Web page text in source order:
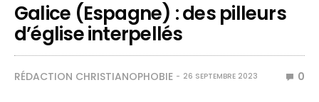
Galice (Espagne) : des pilleurs
d’église interpellés
RÉDACTION CHRISTIANOPHOBIE 26 SEPTEMBRE 2023 0